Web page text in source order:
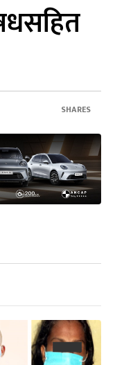
SHARES